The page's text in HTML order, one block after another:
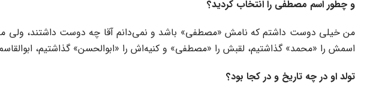
و چطور اسم مصطفی را انتخاب کردید؟
من خیلی دوست داشتم که نامش «مصطفی» باشد و نمی‌دانم آقا چه دوست داشتند، ولی
اسمش را «محمد» گذاشتیم، لقبش را «مصطفی» و کنیه‌اش را «ابوالحسن» گذاشتیم،
تولد او در چه تاریخ و در کجا بود؟